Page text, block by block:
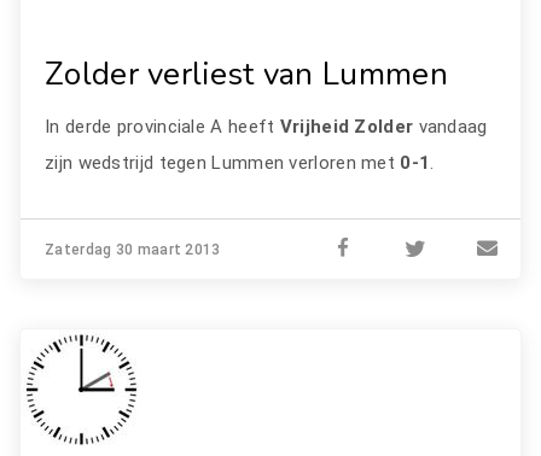
Zolder verliest van Lummen
In derde provinciale A heeft Vrijheid Zolder vandaag
zijn wedstrijd tegen Lummen verloren met 0-1.
Zaterdag 30 maart 2013